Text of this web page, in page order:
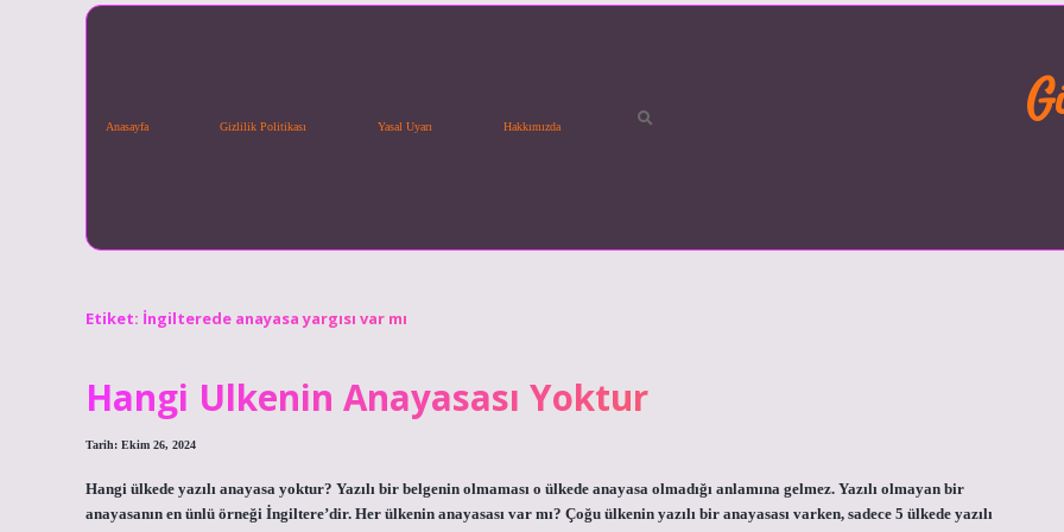
Anasayfa Gizlilik Politikası Yasal Uyarı Hakkımızda
Etiket: İngilterede anayasa yargısı var mı
Hangi Ulkenin Anayasası Yoktur
Tarih: Ekim 26, 2024
Hangi ülkede yazılı anayasa yoktur? Yazılı bir belgenin olmaması o ülkede anayasa olmadığı anlamına gelmez. Yazılı olmayan bir
anayasanın en ünlü örneği İngiltere’dir. Her ülkenin anayasası var mı? Çoğu ülkenin yazılı bir anayasası varken, sadece 5 ülkede yazılı